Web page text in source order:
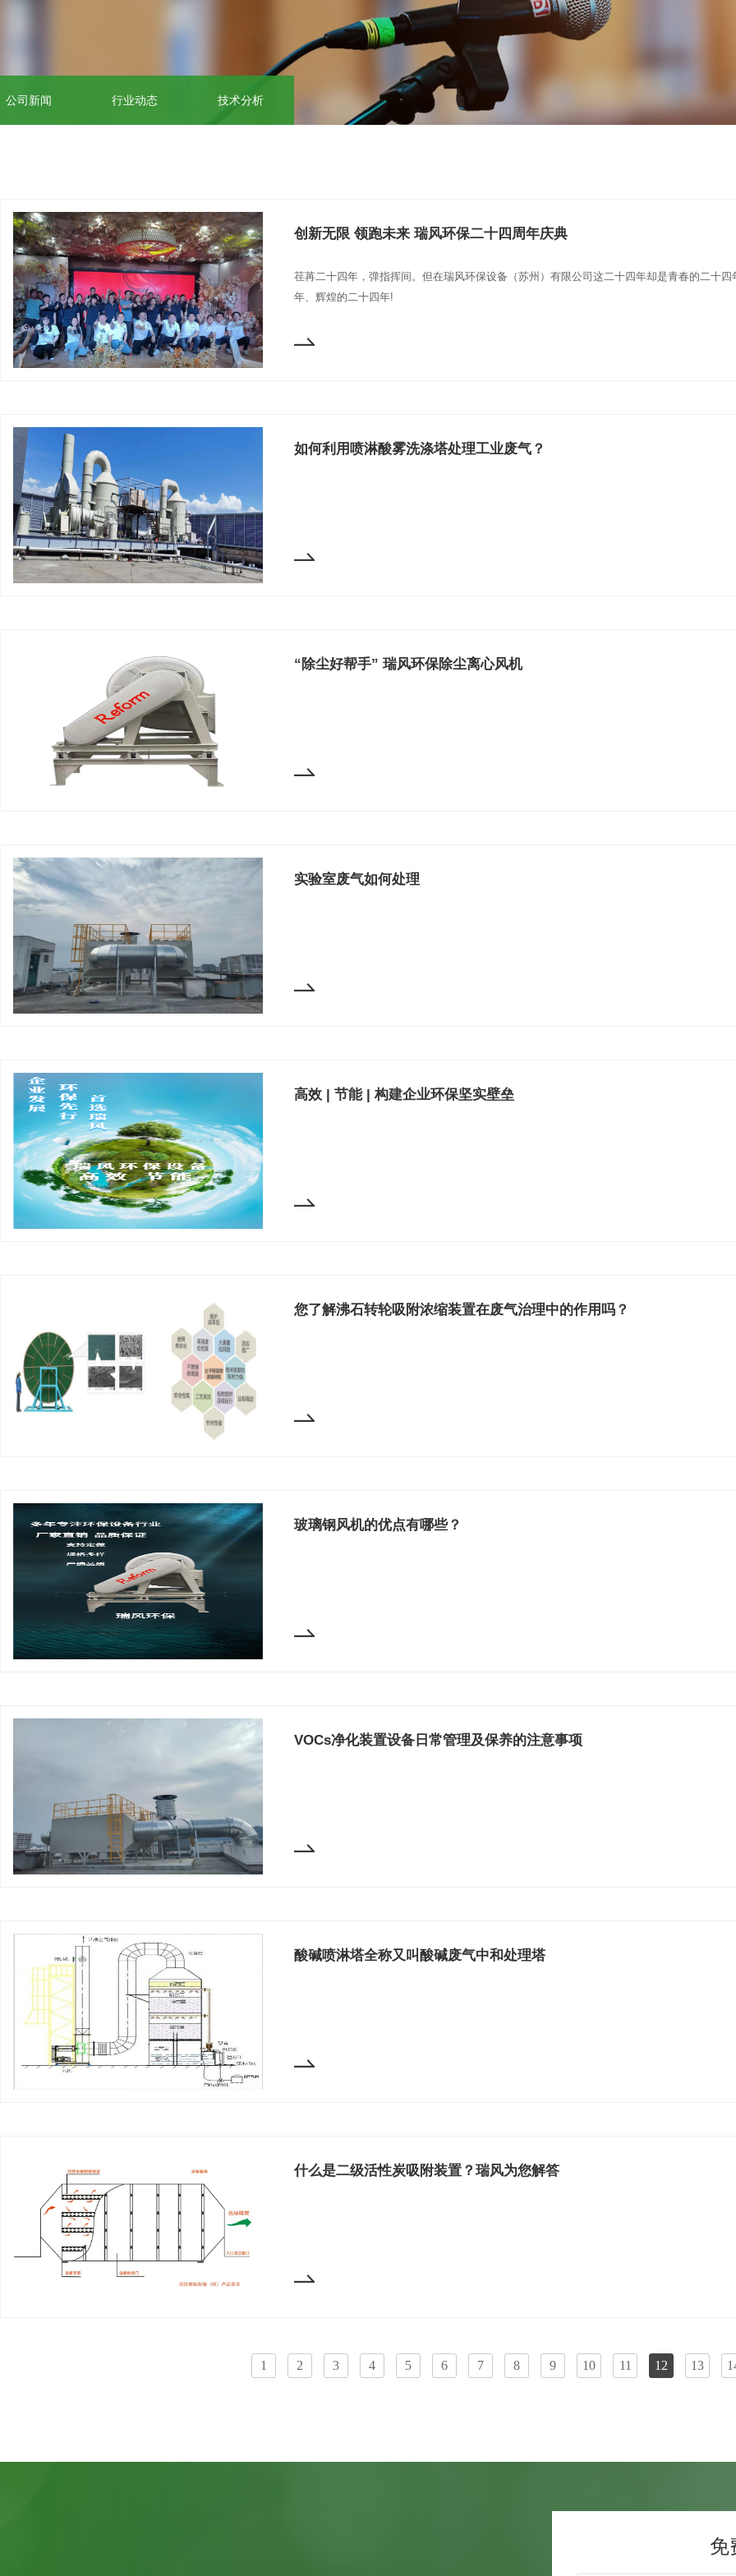
公司新闻 行业动态 技术分析
创新无限 领跑未来 瑞风环保二十四周年庆典
荏苒二十四年，弹指挥间。但在瑞风环保设备（苏州）有限公司这二十四年却是青春的二十
年、辉煌的二十四年!
如何利用喷淋酸雾洗涤塔处理工业废气？
“除尘好帮手” 瑞风环保除尘离心风机
实验室废气如何处理
高效 | 节能 | 构建企业环保坚实壁垒
您了解沸石转轮吸附浓缩装置在废气治理中的作用吗？
玻璃钢风机的优点有哪些？
VOCs净化装置设备日常管理及保养的注意事项
酸碱喷淋塔全称又叫酸碱废气中和处理塔
什么是二级活性炭吸附装置？瑞风为您解答
1 2 3 4 5 6 7 8 9 10 11 12 13
免